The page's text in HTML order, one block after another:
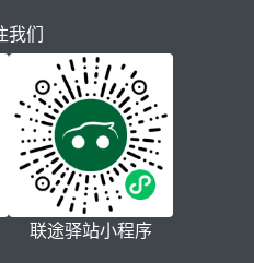
我们
联途驿站小程序